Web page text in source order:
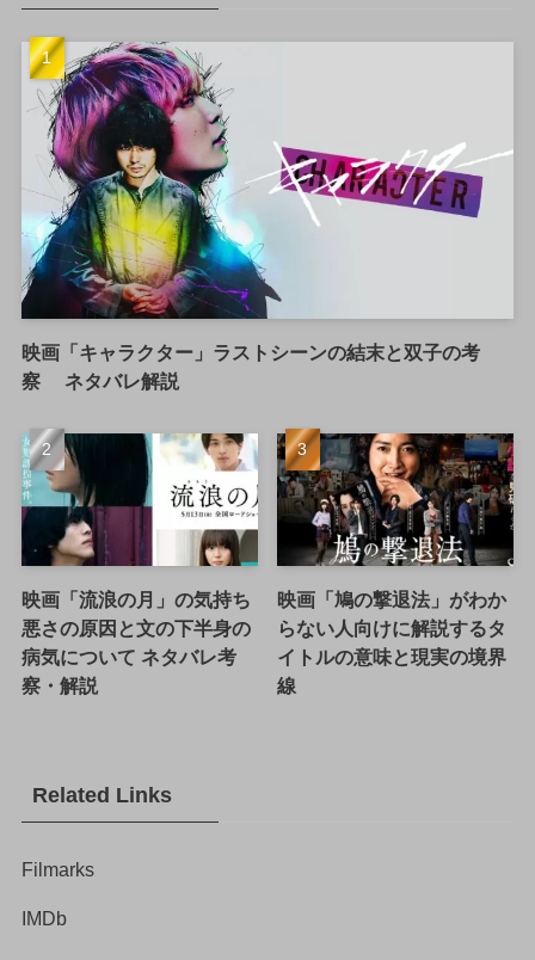
映画「キャラクター」ラストシーンの結末と双子の考
察 ネタバレ解説
映画「流浪の月」の気持ち
悪さの原因と文の下半身の
病気について ネタバレ考
察・解説
映画「鳩の撃退法」がわか
らない人向けに解説するタ
イトルの意味と現実の境界
線
Related Links
Filmarks
IMDb